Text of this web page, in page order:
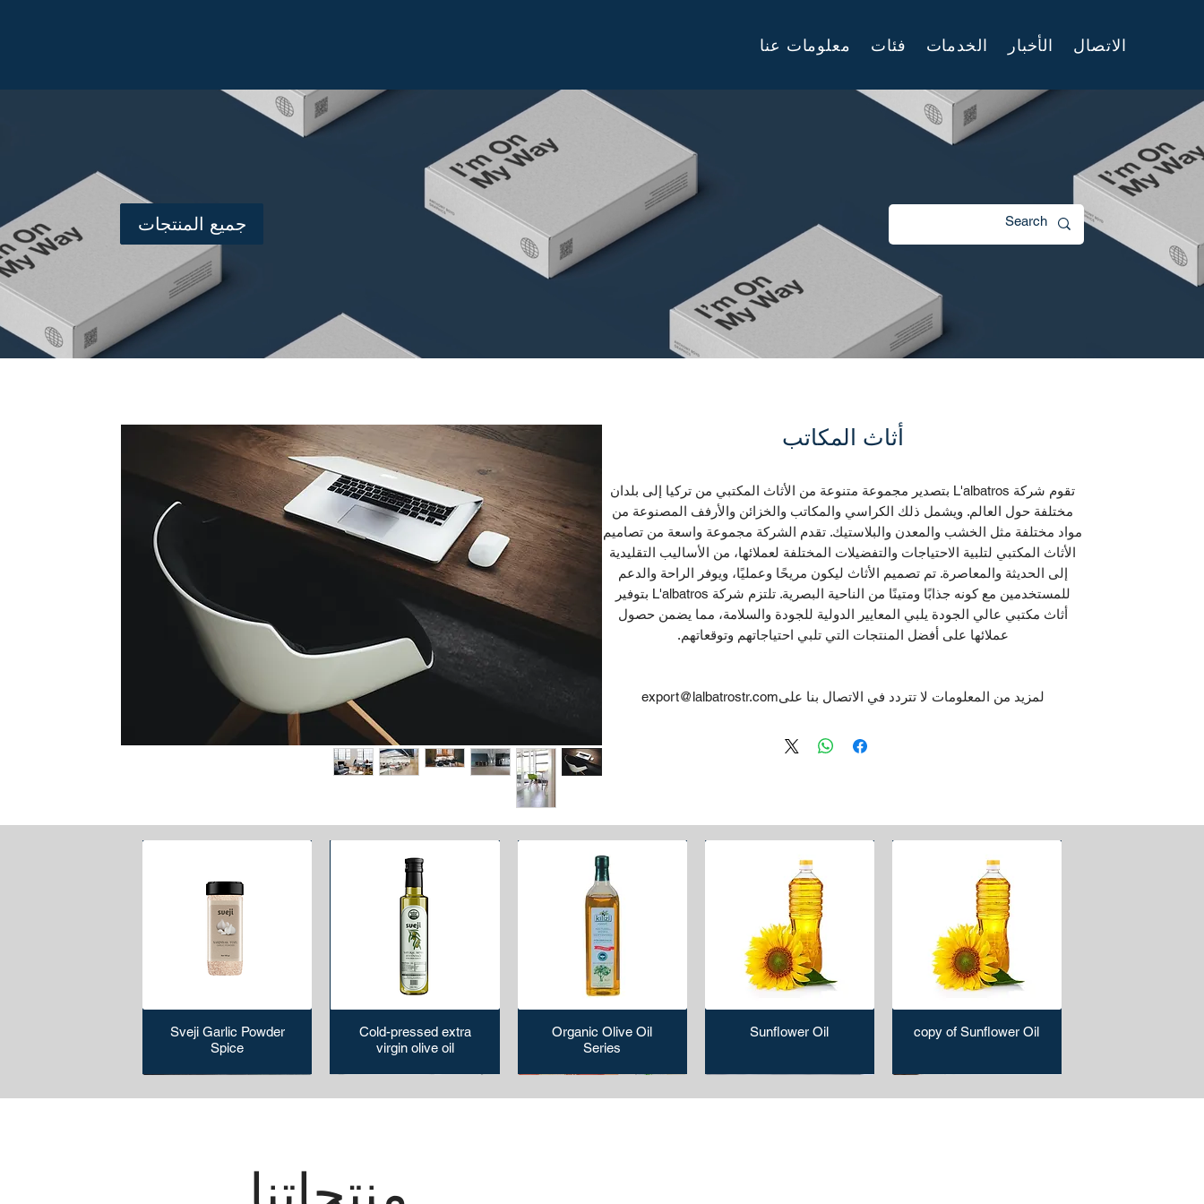
معلومات عنا فئات الخدمات الأخبار الاتصال
أثاث المكاتب
تقوم شركة L'albatros بتصدير مجموعة متنوعة من الأثاث المكتبي من تركيا إلى بلدان
مختلفة حول العالم. ويشمل ذلك الكراسي والمكاتب والخزائن والأرفف المصنوعة من
مواد مختلفة مثل الخشب والمعدن والبلاستيك. تقدم الشركة مجموعة واسعة من تصاميم
الأثاث المكتبي لتلبية الاحتياجات والتفضيلات المختلفة لعملائها، من الأساليب التقليدية
إلى الحديثة والمعاصرة. تم تصميم الأثاث ليكون مريحًا وعمليًا، ويوفر الراحة والدعم
للمستخدمين مع كونه جذابًا ومتينًا من الناحية البصرية. تلتزم شركة L'albatros بتوفير
أثاث مكتبي عالي الجودة يلبي المعايير الدولية للجودة والسلامة، مما يضمن حصول
عملائها على أفضل المنتجات التي تلبي احتياجاتهم وتوقعاتهم.
لمزيد من المعلومات لا تتردد في الاتصال بنا علىexport@lalbatrostr.com
copy of Sunflower Oil
Sunflower Oil
Organic Olive Oil
Series
Cold-pressed extra
virgin olive oil
Sveji Garlic Powder
Spice
جميع المنتجات